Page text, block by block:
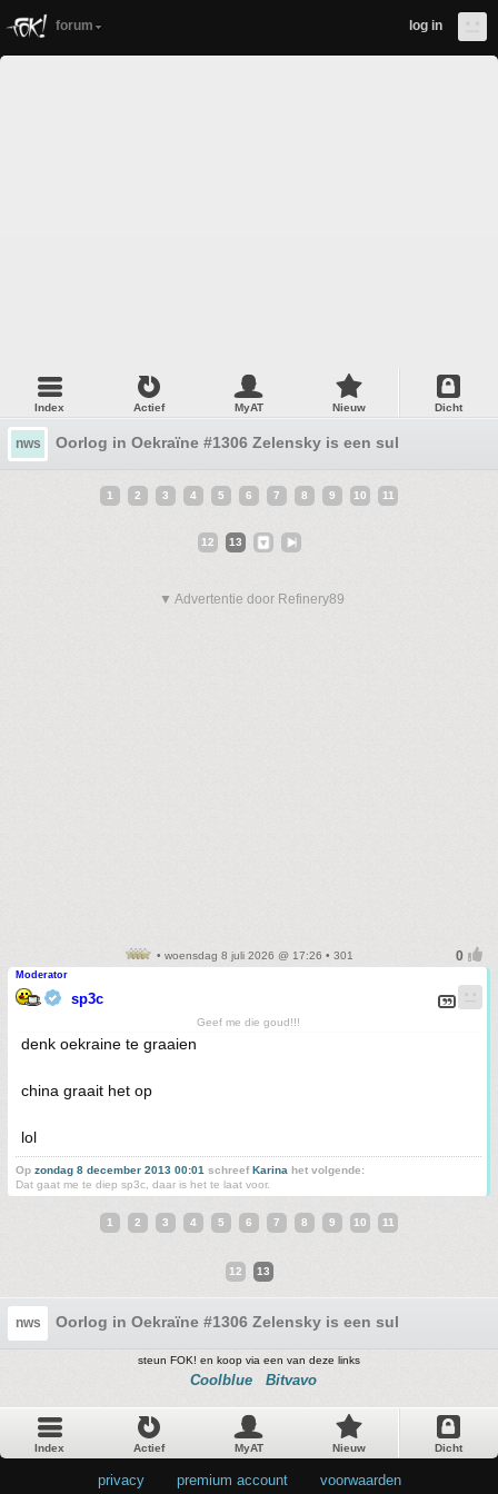
forum log in
Index Actief MyAT Nieuw Dicht
nws Oorlog in Oekraïne #1306 Zelensky is een sul
1 2 3 4 5 6 7 8 9 10 11
12 13
▼ Advertentie door Refinery89
• woensdag 8 juli 2026 @ 17:26 • 301
Moderator
sp3c
Geef me die goud!!!
denk oekraine te graaien
china graait het op
lol
Op zondag 8 december 2013 00:01 schreefKarina het volgende:
Dat gaat me te diep sp3c, daar is het te laat voor.
1 2 3 4 5 6 7 8 9 10 11
12 13
nws Oorlog in Oekraïne #1306 Zelensky is een sul
steun FOK! en koop via een van deze links
Coolblue Bitvavo
Index Actief MyAT Nieuw Dicht
privacy premium account voorwaarden